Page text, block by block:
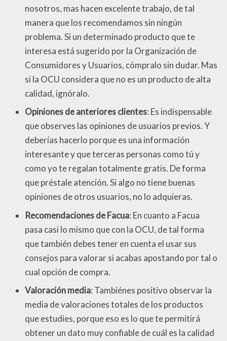
nosotros, mas hacen excelente trabajo, de tal
manera que los recomendamos sin ningún
problema. Si un determinado producto que te
interesa está sugerido por la Organización de
Consumidores y Usuarios, cómpralo sin dudar. Mas
si la OCU considera que no es un producto de alta
calidad, ignóralo.
Opiniones de anteriores clientes: Es indispensable
que observes las opiniones de usuarios previos. Y
deberías hacerlo porque es una información
interesante y que terceras personas como tú y
como yo te regalan totalmente gratis. De forma
que préstale atención. Si algo no tiene buenas
opiniones de otros usuarios, no lo adquieras.
Recomendaciones de Facua: En cuanto a Facua
pasa casi lo mismo que con la OCU, de tal forma
que también debes tener en cuenta el usar sus
consejos para valorar si acabas apostando por tal o
cual opción de compra.
Valoración media: Tambiénes positivo observar la
media de valoraciones totales de los productos
que estudies, porque eso es lo que te permitirá
obtener un dato muy confiable de cuál es la calidad